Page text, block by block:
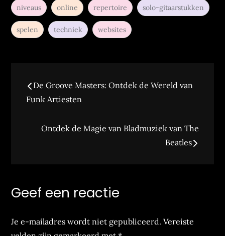
niveaus online repertoire solo-gitaarstukken
spelen techniek websites
Bericht
navigatie
De Groove Masters: Ontdek de Wereld van
Funk Artiesten
Ontdek de Magie van Bladmuziek van The
Beatles
Geef een reactie
Je e-mailadres wordt niet gepubliceerd. Vereiste